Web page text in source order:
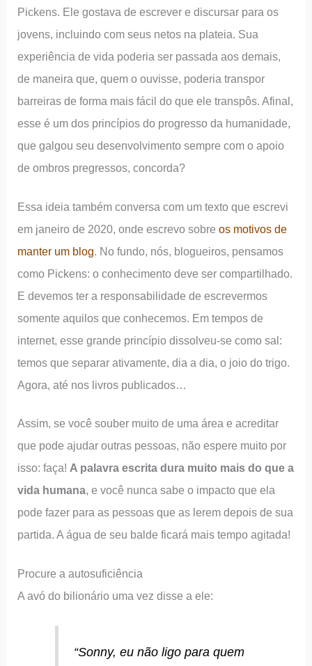
Pickens. Ele gostava de escrever e discursar para os
jovens, incluindo com seus netos na plateia. Sua
experiência de vida poderia ser passada aos demais,
de maneira que, quem o ouvisse, poderia transpor
barreiras de forma mais fácil do que ele transpôs. Afinal,
esse é um dos princípios do progresso da humanidade,
que galgou seu desenvolvimento sempre com o apoio
de ombros pregressos, concorda?
Essa ideia também conversa com um texto que escrevi
em janeiro de 2020, onde escrevo sobreos motivos de
manter um blog. No fundo, nós, blogueiros, pensamos
como Pickens: o conhecimento deve ser compartilhado.
E devemos ter a responsabilidade de escrevermos
somente aquilos que conhecemos. Em tempos de
internet, esse grande princípio dissolveu-se como sal:
temos que separar ativamente, dia a dia, o joio do trigo.
Agora, até nos livros publicados…
Assim, se você souber muito de uma área e acreditar
que pode ajudar outras pessoas, não espere muito por
isso: faça! A palavra escrita dura muito mais do que a
vida humana, e você nunca sabe o impacto que ela
pode fazer para as pessoas que as lerem depois de sua
partida. A água de seu balde ficará mais tempo agitada!
Procure a autosuficiência
A avó do bilionário uma vez disse a ele:
“Sonny, eu não ligo para quem